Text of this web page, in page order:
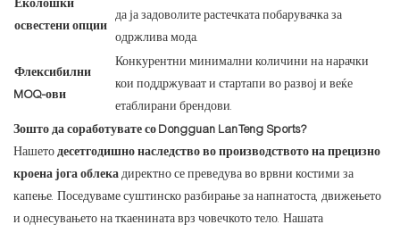
Еколошки
освестени опции
да ја задоволите растечката побарувачка за
одржлива мода.
Флексибилни
MOQ-ови
Конкурентни минимални количини на нарачки
кои поддржуваат и стартапи во развој и веќе
етаблирани брендови.
Зошто да соработувате со Dongguan LanTeng Sports?
Нашетодесетгодишно наследство во производството на прецизно
кроена јога облекадиректно се преведува во врвни костими за
капење. Поседуваме суштинско разбирање за напнатоста, движењето
и однесувањето на ткаенината врз човечкото тело. Нашата